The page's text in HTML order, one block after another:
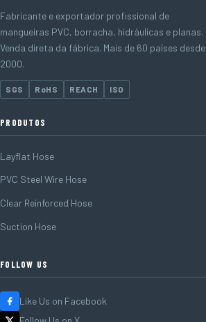
Fabricante e exportador profissional de
mangueiras PVC, borracha, hidráulicas e planas.
Venda direta da fábrica. Mais de 60 países desde
2000.
SGS RoHS REACH ISO
PRODUTOS
Layflat Hose
PVC Steel Wire Hose
Clear Reinforced Hose
Suction Hose
FOLLOW US
Like Us on Facebook